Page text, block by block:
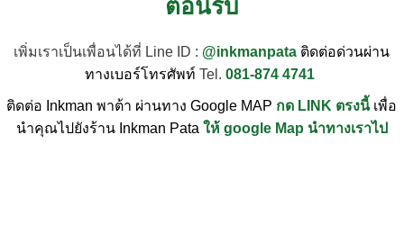
ต้อนรับ
เพิ่มเราเป็นเพื่อนได้ที่ Line ID : @inkmanpata ติดต่อด่วนผ่าน
ทางเบอร์โทรศัพท์Tel. 081-874 4741
ติดต่อ Inkman พาต้า ผ่านทาง Google MAP กด LINK ตรงนี้เพื่อ
นำคุณไปยังร้าน Inkman Pata ให้ google Map นำทางเราไป